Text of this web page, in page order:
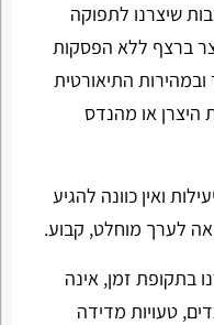
שיצרנו לתפוקה
ברצף ללא הפסקות
התיאורטית
היצרן או מהנדס
שלא נגיע אף פעם ל-100% יעילות ואין כוונה להגיע
לערך מוחלט, קבוע.
בתקופת זמן, אינה
טעויות מדידה